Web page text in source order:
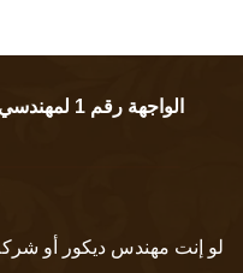
الواجهة رقم 1 لمهندسي الديكور وشركات التشطيب.. لأننا
لو إنت مهندس ديكور أو